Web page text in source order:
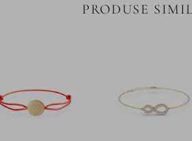
PRODUSE